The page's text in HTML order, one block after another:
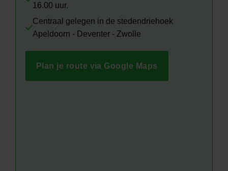
16.00 uur.
Centraal gelegen in de stedendriehoek
Apeldoorn - Deventer - Zwolle
Plan je route via Google Maps